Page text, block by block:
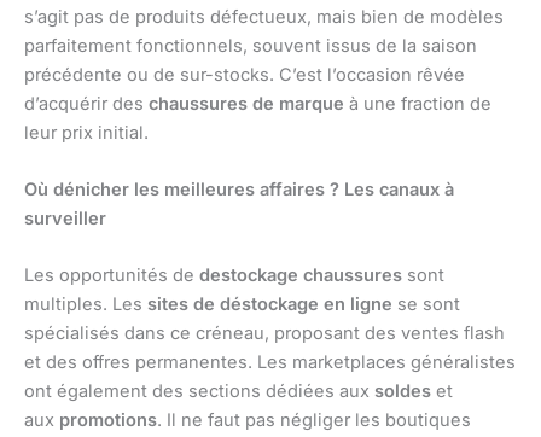
s’agit pas de produits défectueux, mais bien de modèles
parfaitement fonctionnels, souvent issus de la saison
précédente ou de sur-stocks. C’est l’occasion rêvée
d’acquérir des chaussures de marque à une fraction de
leur prix initial.
Où dénicher les meilleures affaires ? Les canaux à
surveiller
Les opportunités de destockage chaussures sont
multiples. Les sites de déstockage en ligne se sont
spécialisés dans ce créneau, proposant des ventes flash
et des offres permanentes. Les marketplaces généralistes
ont également des sections dédiées aux soldes et
aux promotions. Il ne faut pas négliger les boutiques